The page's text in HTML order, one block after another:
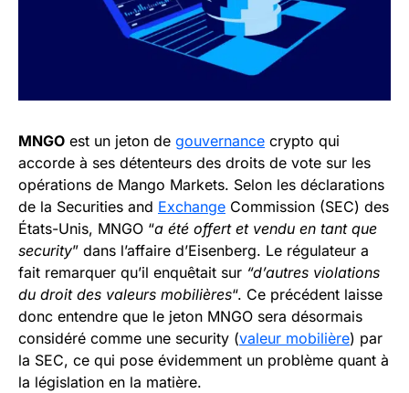
MNGO est un jeton de gouvernance crypto qui
accorde à ses détenteurs des droits de vote sur les
opérations de Mango Markets. Selon les déclarations
de la Securities and Exchange Commission (SEC) des
États-Unis, MNGO “a été offert et vendu en tant que
security” dans l’affaire d’Eisenberg. Le régulateur a
fait remarquer qu’il enquêtait sur “d’autres violations
du droit des valeurs mobilières“. Ce précédent laisse
donc entendre que le jeton MNGO sera désormais
considéré comme une security (valeur mobilière) par
la SEC, ce qui pose évidemment un problème quant à
la législation en la matière.